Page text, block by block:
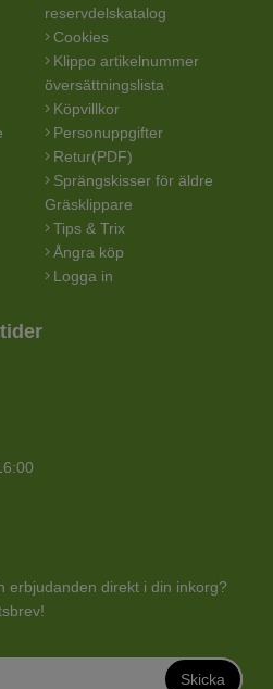
reservdelskatalog
Cookies
Klippo artikelnummer
översättningslista
Köpvillkor
Personuppgifter
Retur(PDF)
Sprängskisser för äldre
Gräsklippare
Tips & Trix
Ångra köp
Logga in
erbjudanden direkt i din inkorg?
Skicka